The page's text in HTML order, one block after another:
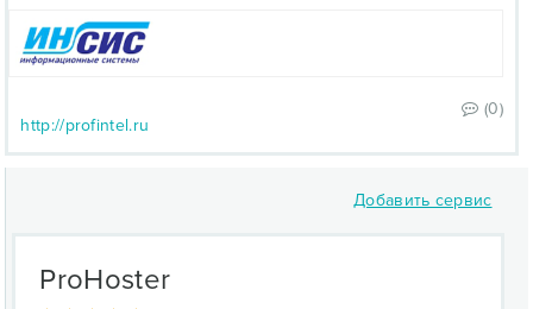
(0)
http://profintel.ru
Добавить сервис
ProHoster